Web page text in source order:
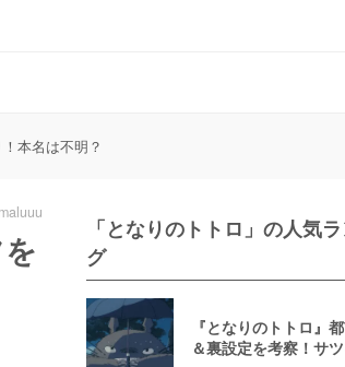
本名は不明？
maluuu
「となりのトトロ」の人気
グ
『となりのトトロ』
＆裏設定を考察！サ